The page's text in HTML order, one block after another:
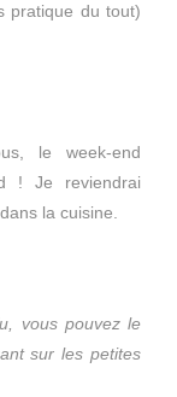
pratique du tout)
le week-end
! Je reviendrai
la cuisine.
vous pouvez le
sur les petites